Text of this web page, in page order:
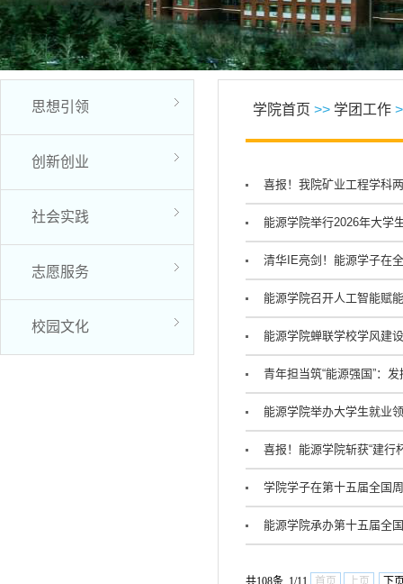
思想引领
创新创业
社会实践
志愿服务
校园文化
学院首页 >> 学团工作
喜报！我院矿业工程学科
能源学院举行2026年大学
清华IE亮剑！能源学子在
能源学院召开人工智能赋
能源学院蝉联学校学风建
青年担当筑“能源强国”：
能源学院举办大学生就业
喜报！能源学院斩获“建行
学院学子在第十五届全国
能源学院承办第十五届全
共108条 1/11 首页 上页 下